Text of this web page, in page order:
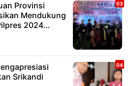
Provinsi
Mendukung
2024
Srikandi